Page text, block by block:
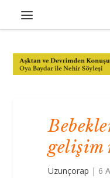
gelişim
Uzunçorap | 6